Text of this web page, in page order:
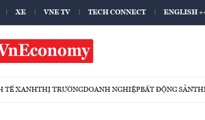
XE VNE TV TECH CONNECT ENGLISH
TẾ XANHTHỊ TRƯỜNGDOANH NGHIỆPBẤT ĐỘNG SẢN